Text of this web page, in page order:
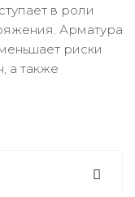
в роли
Арматура
риски
а также